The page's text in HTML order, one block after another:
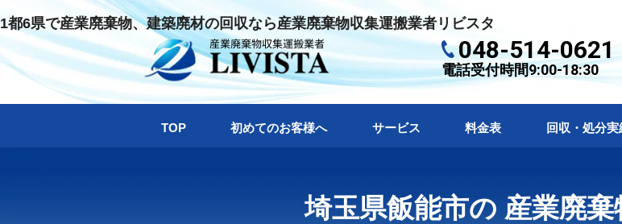
1都6県で産業廃棄物、建築廃材の回収なら産業廃棄物収集運搬業者リビスタ
048-514-0621
電話受付時間9:00-18:30
TOP 初めてのお客様へ サービス 料金表 回収・処分実
埼玉県飯能市の 産業廃